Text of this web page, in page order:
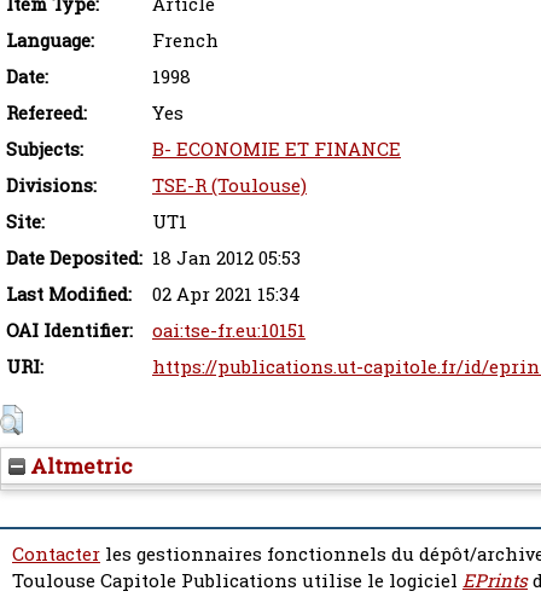
Language:
French
Date:
1998
Refereed:
Yes
Subjects:
B- ECONOMIE ET FINANCE
Divisions:
TSE-R (Toulouse)
Site:
UT1
Date Deposited: 18 Jan 2012 05:53
Last Modified:
02 Apr 2021 15:34
OAI Identifier:
oai:tse-fr.eu:10151
URI:
https://publications.ut-capitole.fr/id/
Altmetric
Contacter les gestionnaires fonctionnels du dépôt/
Toulouse Capitole Publications utilise le logiciel EPrints